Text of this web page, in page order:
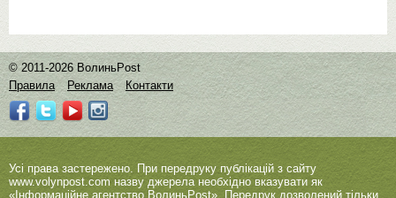
© 2011-2026 ВолиньPost
Правила
Реклама Контакти
Усі права застережено. При передруку публікацій з сайту
www.volynpost.com назву джерела необхідно вказувати як
«Інформаційне агентство ВолиньPost». Передрук дозволений тільки